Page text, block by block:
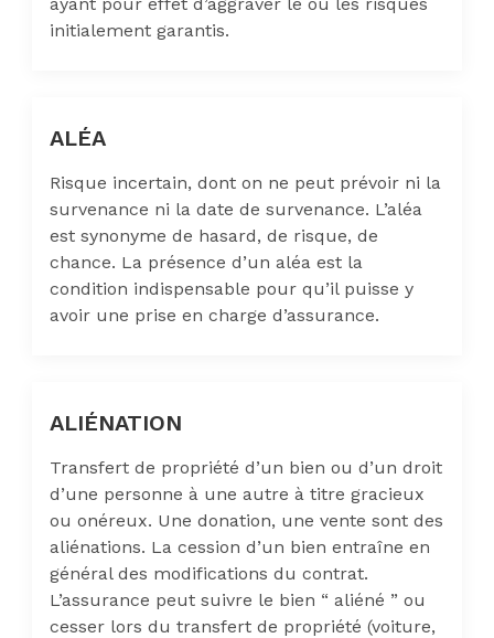
initialement garantis.
ALÉA
Risque incertain, dont on ne peut prévoir ni la
survenance ni la date de survenance. L’aléa
est synonyme de hasard, de risque, de
chance. La présence d’un aléa est la
condition indispensable pour qu’il puisse y
avoir une prise en charge d’assurance.
ALIÉNATION
Transfert de propriété d’un bien ou d’un droit
d’une personne à une autre à titre gracieux
ou onéreux. Une donation, une vente sont des
aliénations. La cession d’un bien entraîne en
général des modifications du contrat.
L’assurance peut suivre le bien “ aliéné ” ou
cesser lors du transfert de propriété (voiture,